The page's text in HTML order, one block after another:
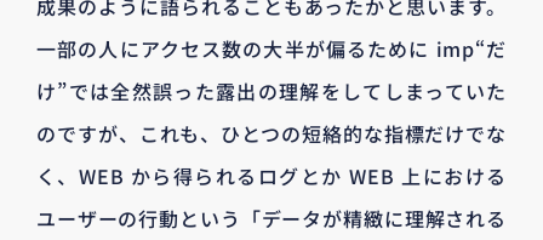
成果のように語られることもあったかと思います。
一部の人にアクセス数の大半が偏るために imp“だ
け”では全然誤った露出の理解をしてしまっていた
のですが、これも、ひとつの短絡的な指標だけでな
く、WEB から得られるログとか WEB 上における
ユーザーの行動という「データが精緻に理解される